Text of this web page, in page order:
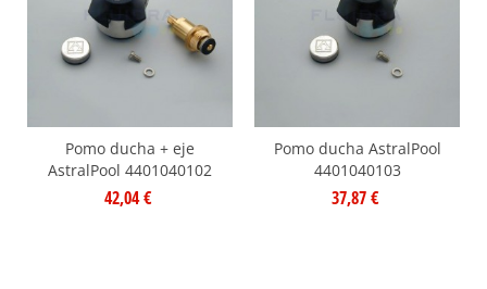
Pomo ducha + eje
AstralPool 4401040102
42,04 €
Pomo ducha AstralPool
4401040103
37,87 €